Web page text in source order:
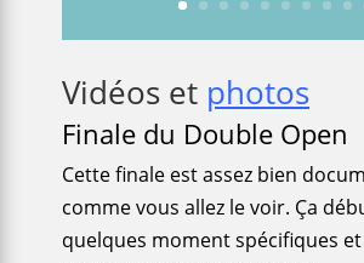
Vidéos et photos
Finale du Double Open
Cette finale est assez bien
comme vous allez le voir. Ça
quelques moment spécifiques et